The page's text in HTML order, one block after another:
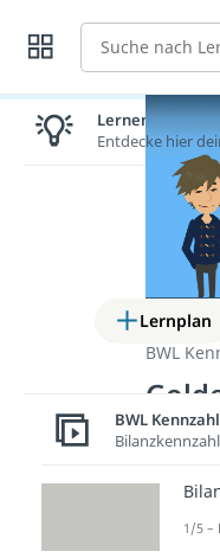
Suche
Lernplan
BWL
Video
zum
Lernen lohnt
Entdecke hier
BWL
1/5 –